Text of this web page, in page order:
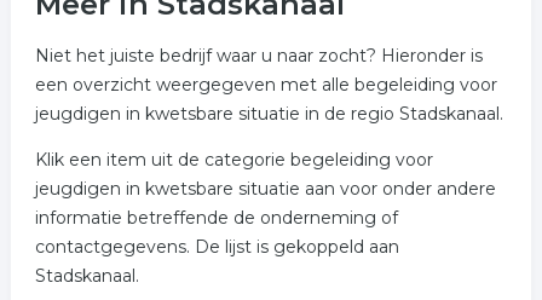
Niet het juiste bedrijf waar u naar zocht? Hieronder is
een overzicht weergegeven met alle begeleiding voor
jeugdigen in kwetsbare situatie in de regio Stadskanaal.
Klik een item uit de categorie begeleiding voor
jeugdigen in kwetsbare situatie aan voor onder andere
informatie betreffende de onderneming of
contactgegevens. De lijst is gekoppeld aan
Stadskanaal.